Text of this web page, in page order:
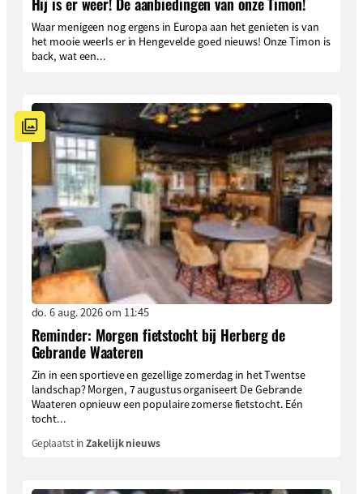
Waar menigeen nog ergens in Europa aan het genieten is van
het mooie weerIs er in Hengevelde goed nieuws! Onze Timon is
back, wat een...
do. 6 aug. 2026 om 11:45
Reminder: Morgen fietstocht bij Herberg de
Gebrande Waateren
Zin in een sportieve en gezellige zomerdag in het Twentse
landschap? Morgen, 7 augustus organiseert De Gebrande
Waateren opnieuw een populaire zomerse fietstocht. Eén
tocht...
Geplaatst inZakelijk nieuws